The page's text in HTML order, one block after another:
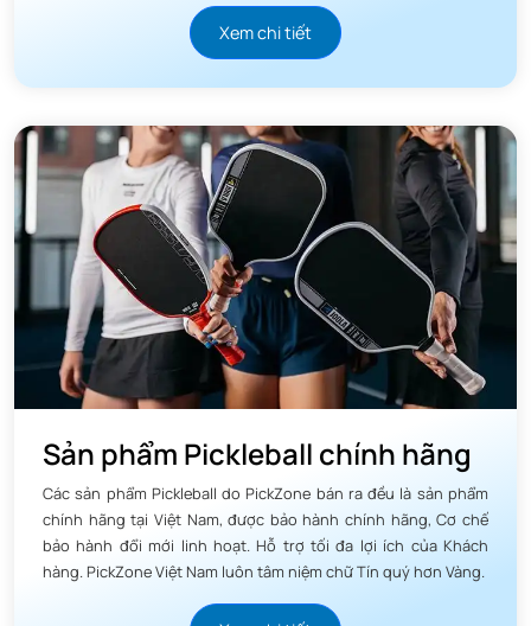
Xem chi tiết
Sản phẩm Pickleball chính hãng
Các sản phẩm Pickleball do PickZone bán ra đều là sản phẩm
chính hãng tại Việt Nam, được bảo hành chính hãng, Cơ chế
bảo hành đổi mới linh hoạt. Hỗ trợ tối đa lợi ích của Khách
hàng. PickZone Việt Nam luôn tâm niệm chữ Tín quý hơn Vàng.